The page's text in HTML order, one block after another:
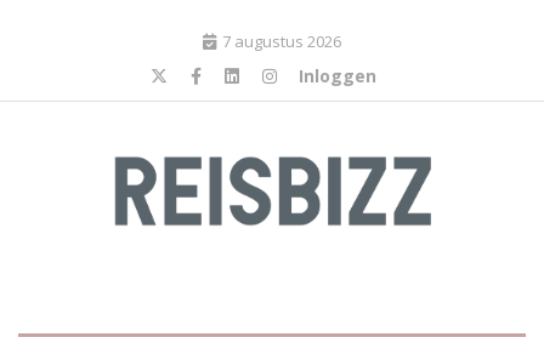
7 augustus 2026
Inloggen